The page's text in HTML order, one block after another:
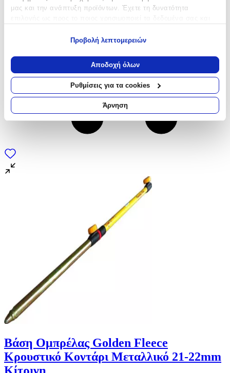
μας και την ανάπτυξη προϊόντων. Έχετε τη δυνατότητα
Να συλλέξουμε πληροφορίες σχετικά με τη γεωγραφική
σας τοποθεσία, οι οποίες μπορεί να είναι ακριβείς σε
απόσταση μερικών μέτρων
Να αναγνωρίσουμε τη συσκευή σας σαρώνοντας ενεργά
για συγκεκριμένα χαρακτηριστικά (δακτυλικό αποτύπωμα)
Μάθετε περισσότερα σχετικά με τον τρόπο επεξεργασίας των
προσωπικών σας δεδομένων και καθορίστε τις προτιμήσεις σας
ενότητα “Λεπτομέρειες”
. Μπορείτε να αλλάξετε ή να
Δήλωση Cookies.
Χρησιμοποιούμε cookies ώστε η τοποθεσία μας να λειτουργεί
σωστά, να εξατομικεύουμε περιεχόμενο και διαφημίσεις, να
παρέχουμε λειτουργίες μέσων κοινωνικής δικτύωσης και να
αναλύουμε την κυκλοφορία μας. Εμείς και οι 1022 συνεργάτες
μας επεξεργαζόμαστε προσωπικά σας δεδομένα, π.χ. τη
διεύθυνση IP σας, χρησιμοποιώντας τεχνολογία όπως cookies
για να αποθηκεύουμε και να έχουμε πρόσβαση σε πληροφορίες
στη συσκευή σας, με σκοπό την προβολή εξατομικευμένων
διαφημίσεων και περιεχομένου, τις μετρήσεις σχετικά με
διαφημίσεις και περιεχόμενο, την καλύτερη εικόνα του κοινού
μας και την ανάπτυξη προϊόντων. Επίσης, κοινοποιούμε
πληροφορίες σχετικά με την από μέρους σας χρήση της
τοποθεσίας μας στους συνεργάτες μέσων κοινωνικής
δικτύωσης, διαφημίσεων και ανάλυσης.
Προβολή λεπτομερειών
Αποδοχή όλων
Ρυθμίσεις για τα cookies
Άρνηση
Βάση Ομπρέλας Golden Fleece
Κρουστικό Κοντάρι Μεταλλικό 21-22mm